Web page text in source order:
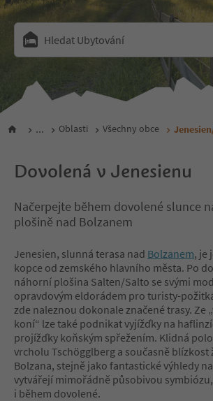
Hledat Ubytování
... Oblasti Všechny obce
Dovolená v Jenesienu
Načerpejte během dovolené slunce
plošině nad Bolzanem
Jenesien, slunná terasa nad Bolzanem, je
kopce od zemského hlavního města. Po
náhorní plošina Salten/Salto se svými
opravdovým eldorádem pro turisty-
zde naleznou dokonale značené trasy. Ze
koní“ lze také podnikat vyjížďky na
projížďky koňským spřežením. Klidná
vrcholu Tschögglberg a současně blízkost
Bolzana, stejně jako fantastické výhledy
vytvářejí mimořádně působivou
i během dovolené.